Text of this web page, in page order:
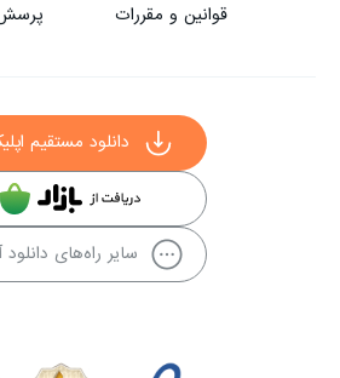
قوانین و مقررات
دانلود مستقیم
سایر راه‌های دانلود